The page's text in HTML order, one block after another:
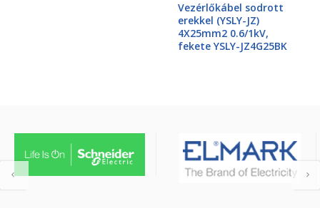
Vezérlőkábel sodrott
erekkel (YSLY-JZ)
4X25mm2 0.6/1kV,
fekete YSLY-JZ4G25BK